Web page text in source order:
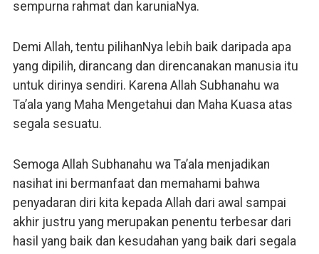
sempurna rahmat dan karuniaNya.
Demi Allah, tentu pilihanNya lebih baik daripada apa
yang dipilih, dirancang dan direncanakan manusia itu
untuk dirinya sendiri. Karena Allah Subhanahu wa
Ta’ala yang Maha Mengetahui dan Maha Kuasa atas
segala sesuatu.
Semoga Allah Subhanahu wa Ta’ala menjadikan
nasihat ini bermanfaat dan memahami bahwa
penyadaran diri kita kepada Allah dari awal sampai
akhir justru yang merupakan penentu terbesar dari
hasil yang baik dan kesudahan yang baik dari segala